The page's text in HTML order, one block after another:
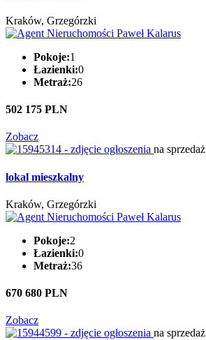
Kraków, Grzegórzki
Pokoje:1
Łazienki:0
Metraż:26
502 175 PLN
Zobacz
na sprzedaż
lokal mieszkalny
Kraków, Grzegórzki
Pokoje:2
Łazienki:0
Metraż:36
670 680 PLN
Zobacz
na sprzedaż